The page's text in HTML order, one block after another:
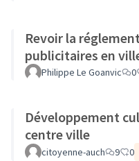
Revoir la
publicitaires en
Philippe Le Goanvic 0
Développement
centre ville
citoyenne-auch 9 0